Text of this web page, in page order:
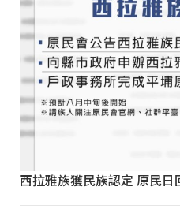
西拉雅族獲民族認定 原民日